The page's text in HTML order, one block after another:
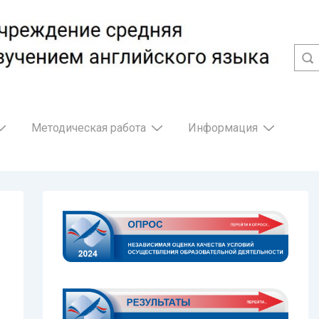
Методическая работа Информация